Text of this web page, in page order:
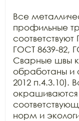
Все
профильные
ГОСТ 8639-82,
Сварные швы
обработаны и
2012 п.4.3.10).
норм и